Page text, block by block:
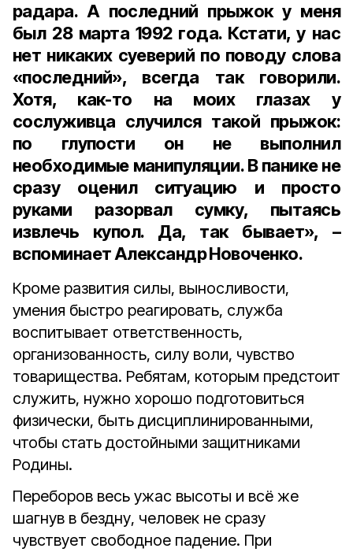
радара. А последний прыжок у меня
был 28 марта 1992 года. Кстати, у нас
нет никаких суеверий по поводу слова
«последний», всегда так говорили.
Хотя, как-то на моих глазах у
сослуживца случился такой прыжок:
по глупости он не выполнил
необходимые манипуляции. В панике не
сразу оценил ситуацию и просто
руками разорвал сумку, пытаясь
извлечь купол. Да, так бывает», –
вспоминает Александр Новоченко.
Кроме развития силы, выносливости,
умения быстро реагировать, служба
воспитывает ответственность,
организованность, силу воли, чувство
товарищества. Ребятам, которым предстоит
служить, нужно хорошо подготовиться
физически, быть дисциплинированными,
чтобы стать достойными защитниками
Родины.
Переборов весь ужас высоты и всё же
шагнув в бездну, человек не сразу
чувствует свободное падение. При